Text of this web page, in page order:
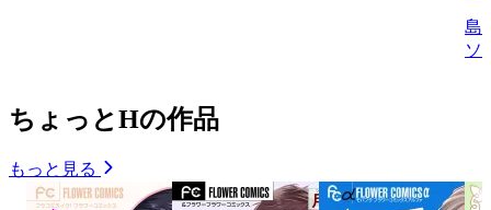
島
ソ
ちょっとHの作品
もっと見る